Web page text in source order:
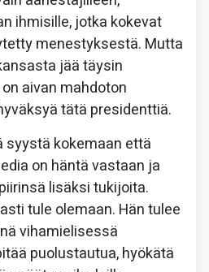
ihmisille, jotka kokevat
menestyksestä. Mutta
jää täysin
aivan mahdoton
tätä presidenttiä.
syystä kokemaan että
on häntä vastaan ja
lisäksi tukijoita.
tule olemaan. Hän tulee
vihamielisessä
puolustautua, hyökätä